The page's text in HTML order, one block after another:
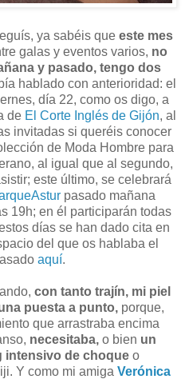
ya sabéis que este mes
galas y eventos varios, no
y pasado, tengo dos
hablado con anterioridad: el
día 22, como os digo, a
de El Corte Inglés de Gijón, al
invitadas si queréis conocer
de Moda Hombre para
al igual que al segundo,
este último, se celebrará
pasado mañana
19h; en él participarán todas
días se han dado cita en
del que os hablaba el
aquí.
con tanto trajín, mi piel
puesta a punto, porque,
que arrastraba encima
necesitaba,o bien un
intensivo de choque o
Y como mi amiga Verónica